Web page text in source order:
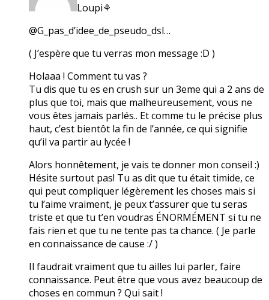
Loupi⚘️
@G_pas_d’idee_de_pseudo_dsl…
( J’espère que tu verras mon message :D )
Holaaa ! Comment tu vas ?
Tu dis que tu es en crush sur un 3eme qui a 2 ans de
plus que toi, mais que malheureusement, vous ne
vous êtes jamais parlés.. Et comme tu le précise plus
haut, c’est bientôt la fin de l’année, ce qui signifie
qu’il va partir au lycée !
Alors honnêtement, je vais te donner mon conseil :)
Hésite surtout pas! Tu as dit que tu était timide, ce
qui peut compliquer légèrement les choses mais si
tu l’aime vraiment, je peux t’assurer que tu seras
triste et que tu t’en voudras ÉNORMÉMENT si tu ne
fais rien et que tu ne tente pas ta chance. ( Je parle
en connaissance de cause :/ )
Il faudrait vraiment que tu ailles lui parler, faire
connaissance. Peut être que vous avez beaucoup de
choses en commun ? Qui sait !